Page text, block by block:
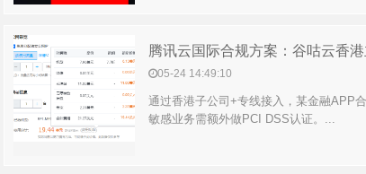
腾讯云国际合规方案：谷咕云香
05-24 14:49:10
通过香港子公司+专线接入，某金融APP
敏感业务需额外做PCI DSS认证。...